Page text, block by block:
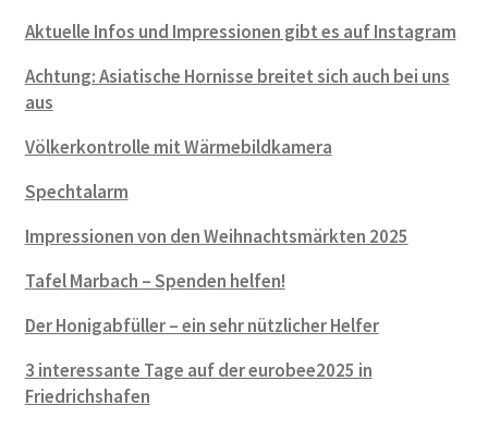
Aktuelle Infos und Impressionen gibt es auf Instagram
Achtung: Asiatische Hornisse breitet sich auch bei uns
aus
Völkerkontrolle mit Wärmebildkamera
Spechtalarm
Impressionen von den Weihnachtsmärkten 2025
Tafel Marbach – Spenden helfen!
Der Honigabfüller – ein sehr nützlicher Helfer
3 interessante Tage auf der eurobee2025 in
Friedrichshafen